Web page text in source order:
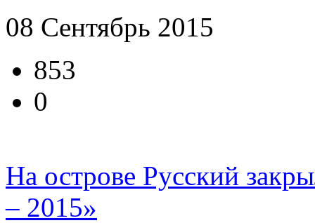
08 Сентябрь 2015
853
0
На острове Русский
– 2015»